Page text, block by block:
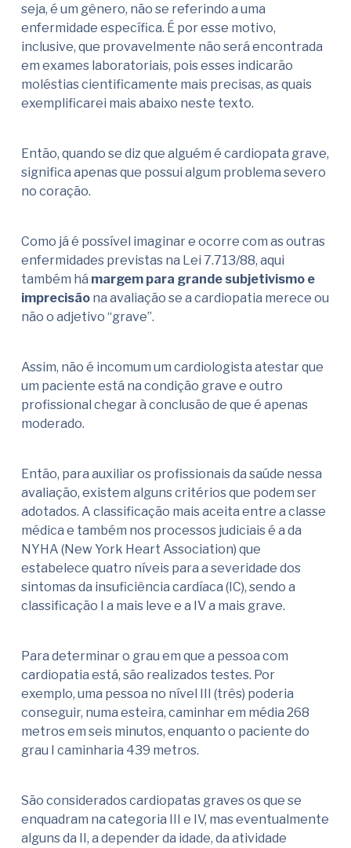
seja, é um gênero, não se referindo a uma
enfermidade específica. É por esse motivo,
inclusive, que provavelmente não será encontrada
em exames laboratoriais, pois esses indicarão
moléstias cientificamente mais precisas, as quais
exemplificarei mais abaixo neste texto.
Então, quando se diz que alguém é cardiopata grave,
significa apenas que possui algum problema severo
no coração.
Como já é possível imaginar e ocorre com as outras
enfermidades previstas na Lei 7.713/88, aqui
também há margem para grande subjetivismo e
imprecisão na avaliação se a cardiopatia merece ou
não o adjetivo “grave”.
Assim, não é incomum um cardiologista atestar que
um paciente está na condição grave e outro
profissional chegar à conclusão de que é apenas
moderado.
Então, para auxiliar os profissionais da saúde nessa
avaliação, existem alguns critérios que podem ser
adotados. A classificação mais aceita entre a classe
médica e também nos processos judiciais é a da
NYHA (New York Heart Association) que
estabelece quatro níveis para a severidade dos
sintomas da insuficiência cardíaca (IC), sendo a
classificação I a mais leve e a IV a mais grave.
Para determinar o grau em que a pessoa com
cardiopatia está, são realizados testes. Por
exemplo, uma pessoa no nível III (três) poderia
conseguir, numa esteira, caminhar em média 268
metros em seis minutos, enquanto o paciente do
grau I caminharia 439 metros.
São considerados cardiopatas graves os que se
enquadram na categoria III e IV, mas eventualmente
alguns da II, a depender da idade, da atividade